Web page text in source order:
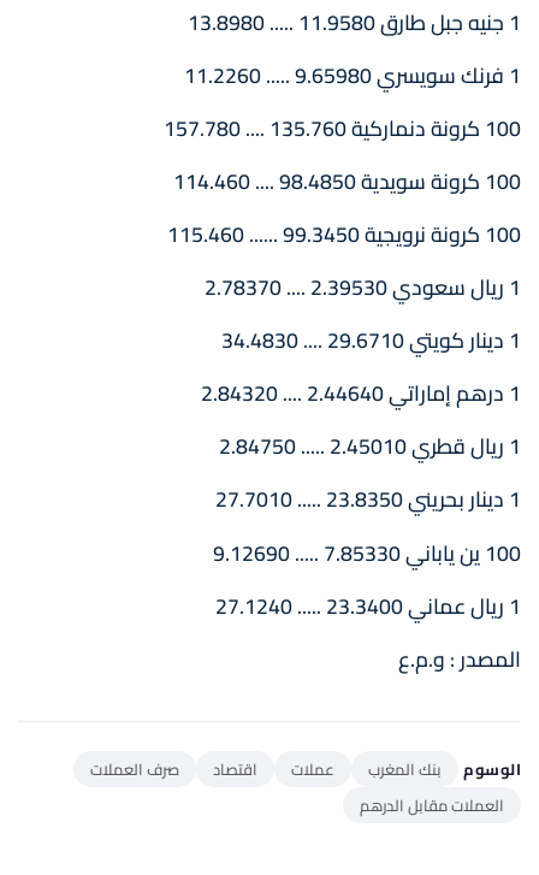
1 جنيه جبل طارق 11.9580 ..... 13.8980
1 فرنك سويسري 9.65980 ..... 11.2260
100 كرونة دنماركية 135.760 .... 157.780
100 كرونة سويدية 98.4850 .... 114.460
100 كرونة نرويجية 99.3450 ...... 115.460
1 ريال سعودي 2.39530 .... 2.78370
1 دينار كويتي 29.6710 .... 34.4830
1 درهم إماراتي 2.44640 .... 2.84320
1 ريال قطري 2.45010 ..... 2.84750
1 دينار بحريني 23.8350 ..... 27.7010
100 ين ياباني 7.85330 ..... 9.12690
1 ريال عماني 23.3400 ..... 27.1240
المصدر : و.م.ع
الوسوم بنك المغرب عملات اقتصاد
صرف العملات
العملات مقابل الدرهم